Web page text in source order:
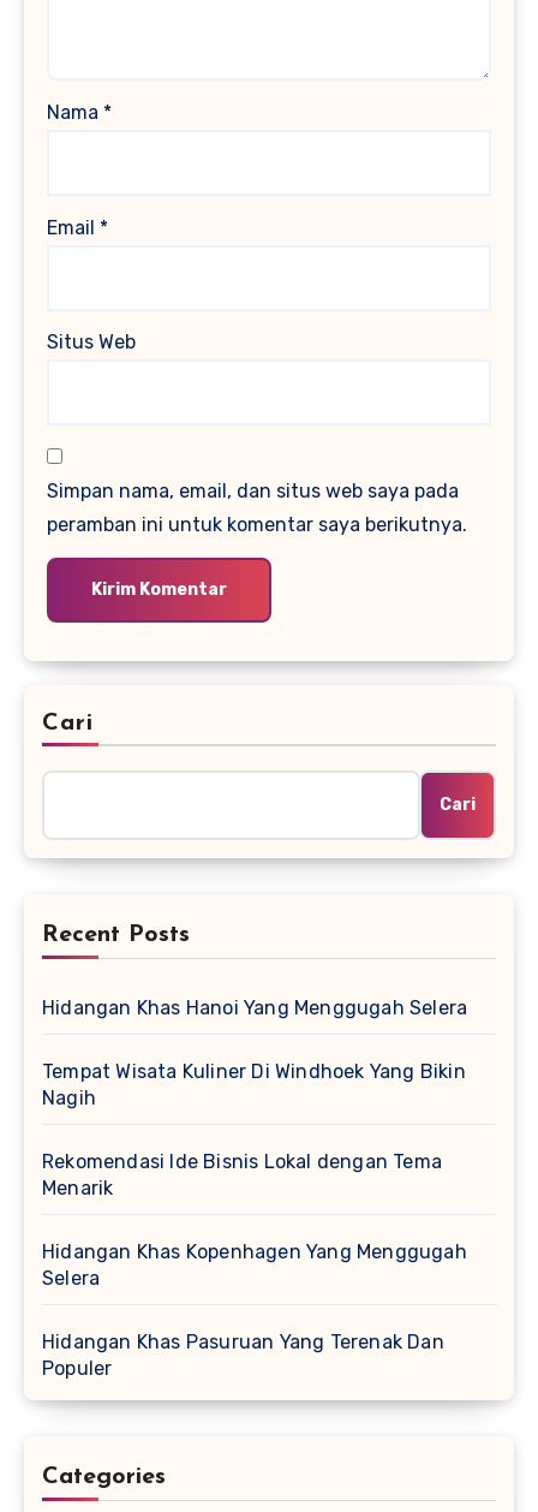
Nama *
Email *
Situs Web
Simpan nama, email, dan situs web saya pada
peramban ini untuk komentar saya berikutnya.
Cari
Cari
Recent Posts
Hidangan Khas Hanoi Yang Menggugah Selera
Tempat Wisata Kuliner Di Windhoek Yang Bikin
Nagih
Rekomendasi Ide Bisnis Lokal dengan Tema
Menarik
Hidangan Khas Kopenhagen Yang Menggugah
Selera
Hidangan Khas Pasuruan Yang Terenak Dan
Populer
Categories